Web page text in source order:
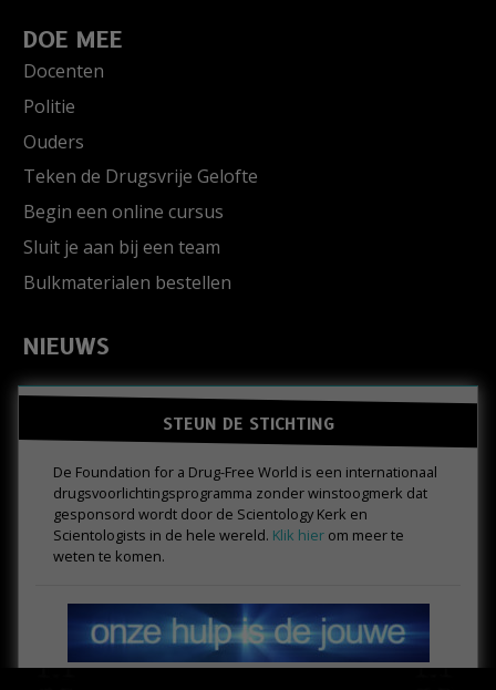
DOE MEE
Docenten
Politie
Ouders
Teken de Drugsvrije Gelofte
Begin een online cursus
Sluit je aan bij een team
Bulkmaterialen bestellen
NIEUWS
STEUN DE STICHTING
De Foundation for a Drug-Free World is een internationaal
drugs­voorlichtings­programma zonder winstoogmerk dat
gesponsord wordt door de Scientology Kerk en
Scientologists in de hele wereld. Klik hier om meer te
weten te komen.